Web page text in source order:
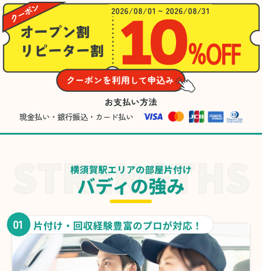
2026/08/01 ~ 2026/08/31
お支払い方法
現金払い・銀行振込・カード払い
横須賀駅エリアの部屋片付け
バディの強み
01 片付け・回収経験豊富のプロが対応！